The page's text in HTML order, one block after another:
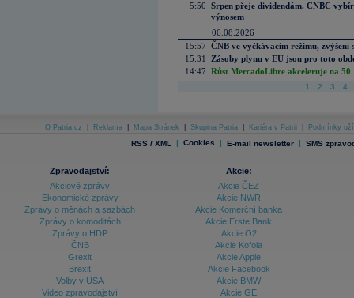
5:50 Srpen přeje dividendám. CNBC
výnosem
06.08.2026
15:57 ČNB ve vyčkávacím režimu, zvýšení
15:31
Zásoby plynu v EU jsou pro toto
14:47 Růst MercadoLibre akceleruje na
1 2 3 4
O Patria.cz Reklama Mapa Stránek Skupina Patria Kariéra v Patrii Podmínky
RSS / XML | Cookies | E-mail newsletter | SMS
Zpravodajství:
Akciové zprávy
Ekonomické zprávy
Zprávy o měnách a sazbách
Zprávy o komoditách
Zprávy o HDP
ČNB
Grexit
Brexit
Volby v USA
Video zpravodajství
Akcie:
Akcie ČEZ
Akcie NWR
Akcie Komerční banka
Akcie Erste Bank
Akcie O2
Akcie Kofola
Akcie Apple
Akcie Facebook
Akcie BMW
Akcie GE